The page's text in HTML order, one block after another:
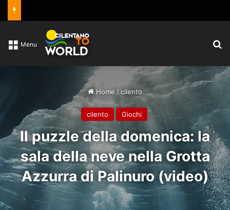
Menu
Home /cilento
cilento Giochi
Il puzzle della domenica: la
sala della neve nella Grotta
Azzurra di Palinuro (video)